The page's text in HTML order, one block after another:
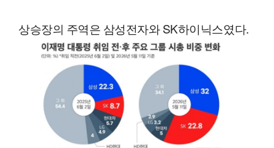
상승장의 주역은 삼성전자와 SK하이닉스였다.